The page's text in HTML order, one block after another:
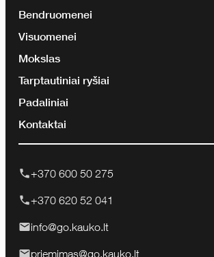
Bendruomenei
Visuomenei
Mokslas
Tarptautiniai ryšiai
Padaliniai
Kontaktai
+370 600 50 275
+370 620 52 041
info@go.kauko.lt
priemimas@go.kauko.lt